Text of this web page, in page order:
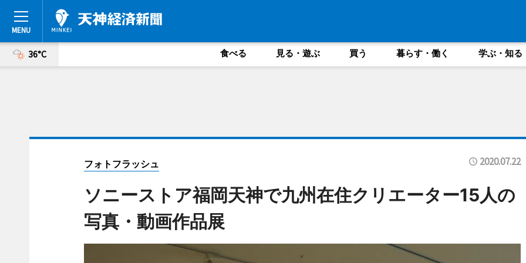
36°C 食べる 見る・遊ぶ 買う 暮らす・働く 学ぶ・知る
フォトフラッシュ 2020.07.22
ソニーストア福岡天神で九州在住クリエーター15人の
写真・動画作品展